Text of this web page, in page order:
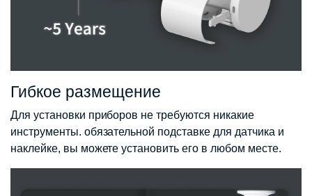
Гибкое размещение
Для установки приборов не требуются никакие
инструменты. обязательной подставке для датчика и
наклейке, вы можете установить его в любом месте.